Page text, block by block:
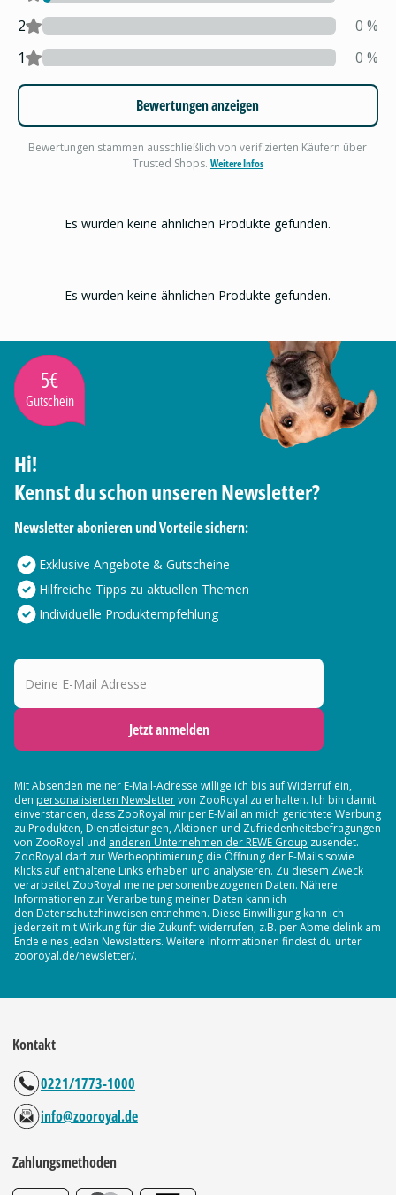
2
0 %
1
0 %
Bewertungen anzeigen
Bewertungen stammen ausschließlich von verifizierten Käufern über
Trusted Shops. Weitere Infos
Es wurden keine ähnlichen Produkte gefunden.
Es wurden keine ähnlichen Produkte gefunden.
5€
Gutschein
Hi!
Kennst du schon unseren Newsletter?
Newsletter abonieren und Vorteile sichern:
Exklusive Angebote & Gutscheine
Hilfreiche Tipps zu aktuellen Themen
Individuelle Produktempfehlung
Deine E-Mail Adresse
Jetzt anmelden
Mit Absenden meiner E-Mail-Adresse willige ich bis auf Widerruf ein,
den personalisierten Newslettervon ZooRoyal zu erhalten. Ich bin damit
einverstanden, dass ZooRoyal mir per E-Mail an mich gerichtete Werbung
zu Produkten, Dienstleistungen, Aktionen und Zufriedenheitsbefragungen
von ZooRoyal und anderen Unternehmen der REWE Group zusendet.
ZooRoyal darf zur Werbeoptimierung die Öffnung der E-Mails sowie
Klicks auf enthaltene Links erheben und analysieren. Zu diesem Zweck
verarbeitet ZooRoyal meine personenbezogenen Daten. Nähere
Informationen zur Verarbeitung meiner Daten kann ich
den Datenschutzhinweisen entnehmen. Diese Einwilligung kann ich
jederzeit mit Wirkung für die Zukunft widerrufen, z.B. per Abmeldelink am
Ende eines jeden Newsletters. Weitere Informationen findest du unter
zooroyal.de/newsletter/.
Kontakt
0221/1773-1000
info@zooroyal.de
Zahlungsmethoden